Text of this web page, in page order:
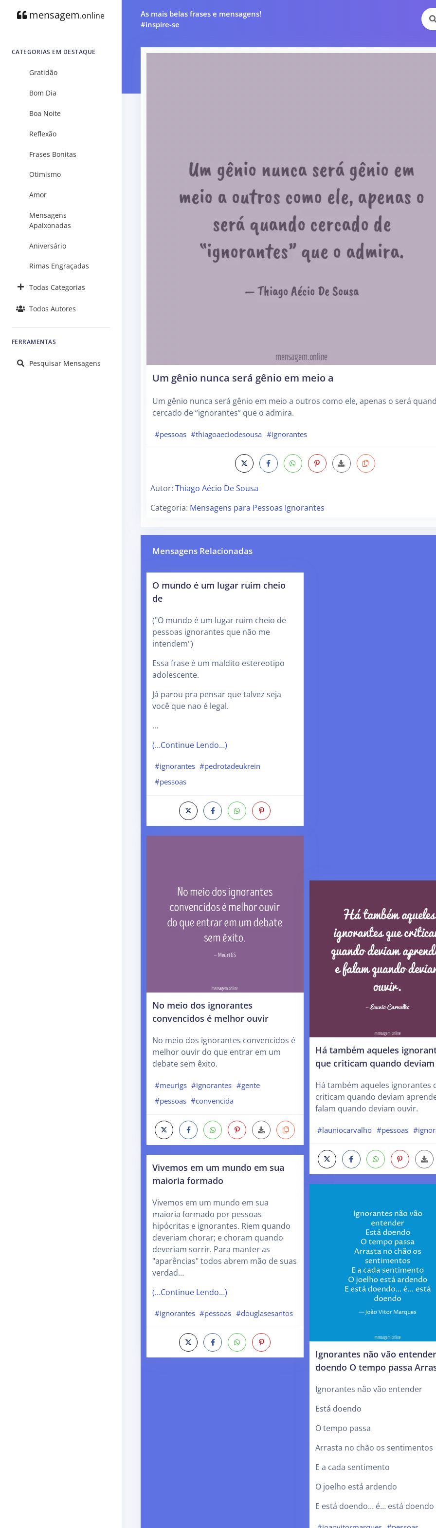
mensagem.online
CATEGORIAS EM DESTAQUE
Gratidão
Bom Dia
Boa Noite
Reflexão
Frases Bonitas
Otimismo
Amor
Mensagens
Apaixonadas
Aniversário
Rimas Engraçadas
Todas Categorias
Todos Autores
FERRAMENTAS
Pesquisar Mensagens
As mais belas frases e mensagens!
#inspire-se
Um gênio nunca será gênio em meio a
Um gênio nunca será gênio em meio a outros como ele, apenas o será
cercado de “ignorantes” que o admira.
#pessoas #thiagoaeciodesousa #ignorantes
Autor: Thiago Aécio De Sousa
Categoria: Mensagens para Pessoas Ignorantes
Mensagens Relacionadas
O mundo é um lugar ruim cheio
de
("O mundo é um lugar ruim cheio de
pessoas ignorantes que não me
intendem")
Essa frase é um maldito estereotipo
adolescente.
Já parou pra pensar que talvez seja
você que nao é legal.
…
(…Continue Lendo…)
#ignorantes #pedrotadeukrein
#pessoas
No meio dos ignorantes
convencidos é melhor ouvir
No meio dos ignorantes convencidos é
melhor ouvir do que entrar em um
debate sem êxito.
#meurigs #ignorantes #gente
#pessoas #convencida
Vivemos em um mundo em sua
maioria formado
Vivemos em um mundo em sua
maioria formado por pessoas
hipócritas e ignorantes. Riem quando
deveriam chorar; e choram quando
deveriam sorrir. Para manter as
"aparências" todos abrem mão de suas
verdad…
(…Continue Lendo…)
#ignorantes #pessoas #douglasesantos
Há também aqueles
que criticam quando deviam
Há também aqueles ignorantes
criticam quando deviam
falam quando deviam ouvir.
#launiocarvalho #pessoas
Ignorantes não vão
doendo O tempo passa
Ignorantes não vão entender
Está doendo
O tempo passa
Arrasta no chão os sentimentos
E a cada sentimento
O joelho está ardendo
E está doendo… é… está doendo